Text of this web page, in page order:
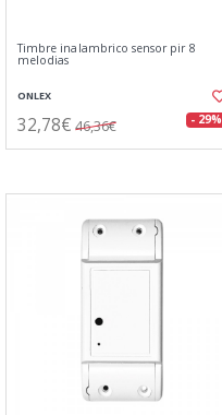
Timbre inalambrico sensor pir 8
melodias
ONLEX
32,78€ 46,36€ - 29%